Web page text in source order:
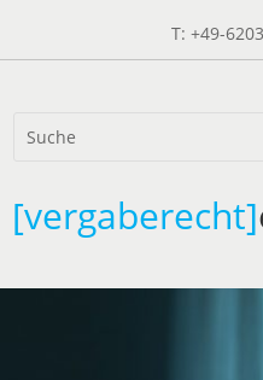
T: +49-
[vergaberecht]